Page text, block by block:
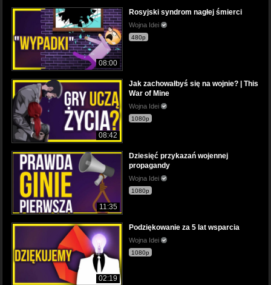
08:00
Rosyjski syndrom nagłej śmierci
Wojna Idei
480p
08:42
Jak zachowałbyś się na wojnie? | This
War of Mine
Wojna Idei
1080p
11:35
Dziesięć przykazań wojennej
propagandy
Wojna Idei
1080p
02:19
Podziękowanie za 5 lat wsparcia
Wojna Idei
1080p